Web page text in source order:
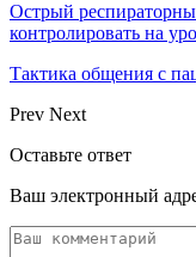
Острый
контролировать на
Тактика общения с
Prev Next
Оставьте ответ
Ваш электронный